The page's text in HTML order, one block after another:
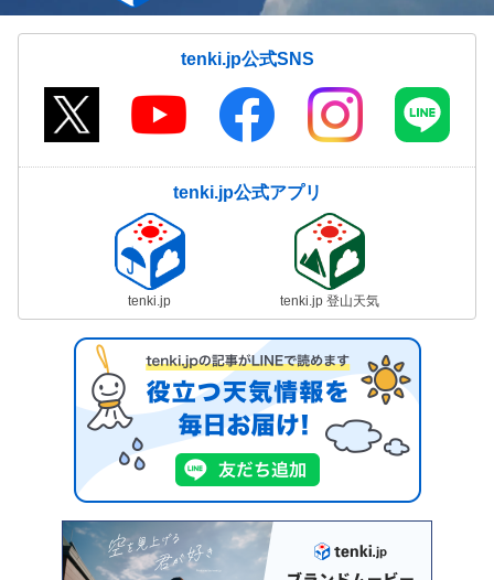
tenki.jp公式SNS
tenki.jp公式アプリ
tenki.jp tenki.jp 登山天気